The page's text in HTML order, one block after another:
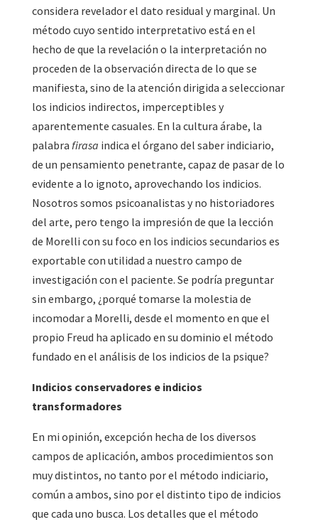
considera revelador el dato residual y marginal. Un
método cuyo sentido interpretativo está en el
hecho de que la revelación o la interpretación no
proceden de la observación directa de lo que se
manifiesta, sino de la atención dirigida a seleccionar
los indicios indirectos, imperceptibles y
aparentemente casuales. En la cultura árabe, la
palabra firasa indica el órgano del saber indiciario,
de un pensamiento penetrante, capaz de pasar de lo
evidente a lo ignoto, aprovechando los indicios.
Nosotros somos psicoanalistas y no historiadores
del arte, pero tengo la impresión de que la lección
de Morelli con su foco en los indicios secundarios es
exportable con utilidad a nuestro campo de
investigación con el paciente. Se podría preguntar
sin embargo, ¿porqué tomarse la molestia de
incomodar a Morelli, desde el momento en que el
propio Freud ha aplicado en su dominio el método
fundado en el análisis de los indicios de la psique?
Indicios conservadores e indicios
transformadores
En mi opinión, excepción hecha de los diversos
campos de aplicación, ambos procedimientos son
muy distintos, no tanto por el método indiciario,
común a ambos, sino por el distinto tipo de indicios
que cada uno busca. Los detalles que el método